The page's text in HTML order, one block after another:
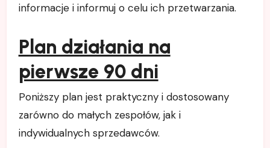
informacje i informuj o celu ich przetwarzania.
Plan działania na
pierwsze 90 dni
Poniższy plan jest praktyczny i dostosowany
zarówno do małych zespołów, jak i
indywidualnych sprzedawców.